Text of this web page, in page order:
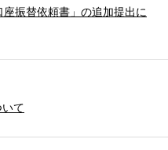
振替依頼書」の追加提出に
て